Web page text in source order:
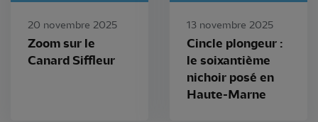
20 novembre 2025
Zoom sur le
Canard Siffleur
13 novembre 2025
Cincle plongeur :
le soixantième
nichoir posé en
Haute-Marne